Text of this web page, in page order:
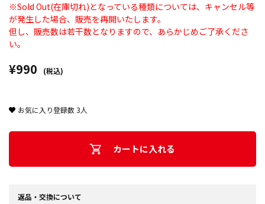
※Sold Out(在庫切れ)となっている種類については、キャンセル等
が発生した場合、販売を再開いたします。
但し、販売数は若干数となりますので、あらかじめご了承くださ
い。
¥990 (税込)
お気に入り登録数3人
カートに入れる
返品・交換について